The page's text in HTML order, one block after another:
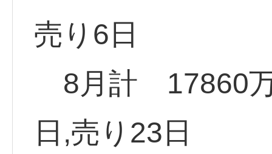
売り6日
8月計 17860
日,売り23日